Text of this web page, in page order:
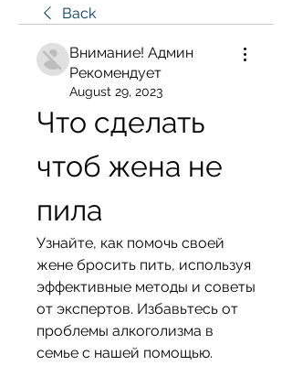
Back
Внимание! Админ
Рекомендует
August 29, 2023
Что сделать
чтоб жена не
пила
Узнайте, как помочь своей
жене бросить пить, используя
эффективные методы и советы
от экспертов. Избавьтесь от
проблемы алкоголизма в
семье с нашей помощью.